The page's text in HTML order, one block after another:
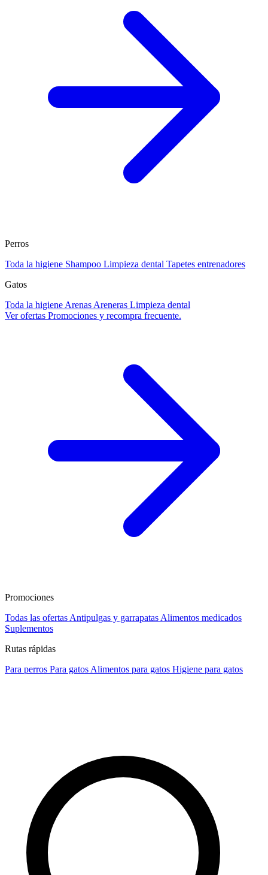
Perros
Toda la higiene Shampoo Limpieza dental Tapetes entrenadores
Gatos
Toda la higiene Arenas Areneras Limpieza dental
Ver ofertas Promociones y recompra frecuente.
Promociones
Todas las ofertas Antipulgas y garrapatas Alimentos medicados
Suplementos
Rutas rápidas
Para perros Para gatos Alimentos para gatos Higiene para gatos